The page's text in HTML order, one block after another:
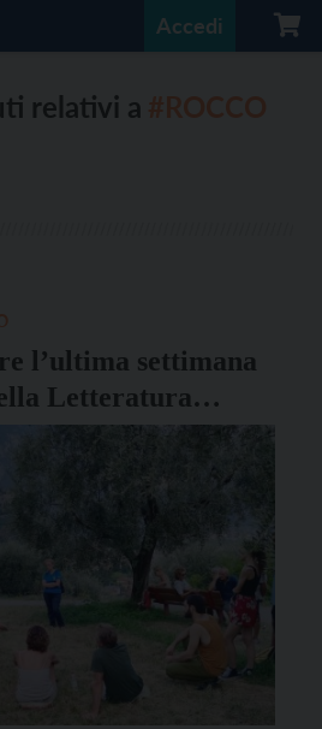
Accedi
relativi a
l’ultima settimana
Letteratura